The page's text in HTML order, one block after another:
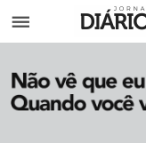
Menu